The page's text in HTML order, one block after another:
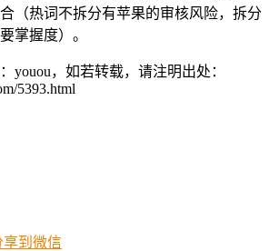
（热词不拆分有苹果的审核风险，拆分
掌握度）。
youou，如若转载，请注明出处：
5393.html
享到微信